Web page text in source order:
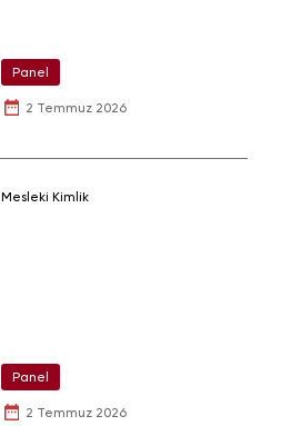
Panel
2 Temmuz 2026
Mesleki Kimlik
Panel
2 Temmuz 2026